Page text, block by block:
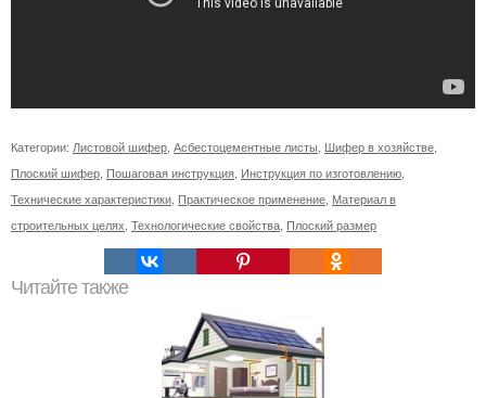
Категории: Листовой шифер, Асбестоцементные листы, Шифер в хозяйстве,
Плоский шифер, Пошаговая инструкция, Инструкция по изготовлению,
Технические характеристики, Практическое применение, Материал в
строительных целях, Технологические свойства, Плоский размер
Читайте также